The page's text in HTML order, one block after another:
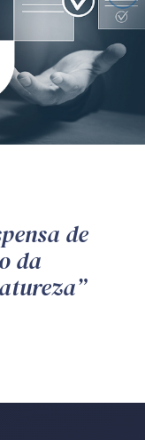
000
de
da